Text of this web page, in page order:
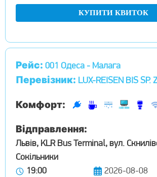
КУПИТИ КВИТОК
Рейс: 001 Одеса - Малага
Перевізник: LUX-REISEN BIS SP.
Комфорт:
Відправлення:
Львів, KLR Bus Terminal, вул.
Сокільники
19:00
2026-08-08